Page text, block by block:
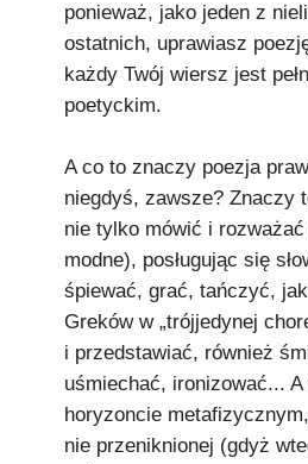
ponieważ, jako jeden z
ostatnich, uprawiasz
każdy Twój wiersz jest
poetyckim.
A co to znaczy poezja
niegdyś, zawsze? Znaczy
nie tylko mówić i
modne), posługując się
śpiewać, grać, tańczyć,
Greków w „trójjedynej
i przedstawiać, również
uśmiechać, ironizować...
horyzoncie
nie przeniknionej (gdyż